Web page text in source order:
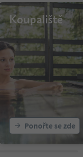
Koupaliště
Ponořte se zde